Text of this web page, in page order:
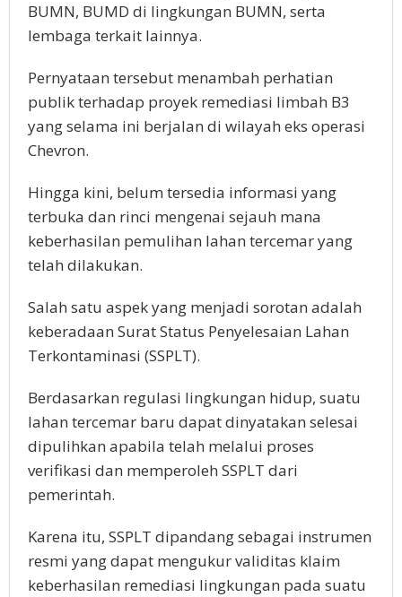
BUMN, BUMD di lingkungan BUMN, serta
lembaga terkait lainnya.
Pernyataan tersebut menambah perhatian
publik terhadap proyek remediasi limbah B3
yang selama ini berjalan di wilayah eks operasi
Chevron.
Hingga kini, belum tersedia informasi yang
terbuka dan rinci mengenai sejauh mana
keberhasilan pemulihan lahan tercemar yang
telah dilakukan.
Salah satu aspek yang menjadi sorotan adalah
keberadaan Surat Status Penyelesaian Lahan
Terkontaminasi (SSPLT).
Berdasarkan regulasi lingkungan hidup, suatu
lahan tercemar baru dapat dinyatakan selesai
dipulihkan apabila telah melalui proses
verifikasi dan memperoleh SSPLT dari
pemerintah.
Karena itu, SSPLT dipandang sebagai instrumen
resmi yang dapat mengukur validitas klaim
keberhasilan remediasi lingkungan pada suatu